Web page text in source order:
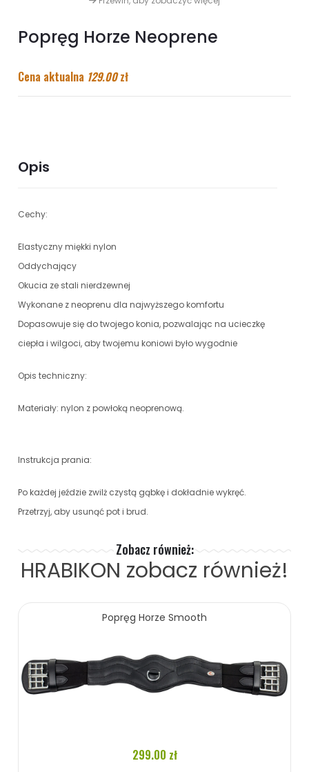
Popręg Horze Neoprene
Cena aktualna 129.00zł
Opis
Cechy:
Elastyczny miękki nylon
Oddychający
Okucia ze stali nierdzewnej
Wykonane z neoprenu dla najwyższego komfortu
Dopasowuje się do twojego konia, pozwalając na ucieczkę
ciepła i wilgoci, aby twojemu koniowi było wygodnie
Opis techniczny:
Materiały: nylon z powłoką neoprenową.
Instrukcja prania:
Po każdej jeździe zwilż czystą gąbkę i dokładnie wykręć.
Przetrzyj, aby usunąć pot i brud.
Zobacz również:
HRABIKON zobacz również!
Popręg Horze Smooth
299.00 zł